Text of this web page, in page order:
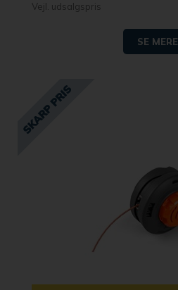
Vejl. udsalgspris
SE MERE